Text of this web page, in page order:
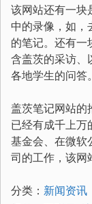
该网站还有一块
中的录像，如，
的笔记。还有一
含盖茨的采访、
各地学生的问答。
盖茨笔记网站的
已经有成千上万
基金会、在微软
司的工作，该网
分类： 新闻资讯